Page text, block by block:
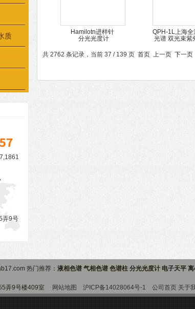
质
弄9号
Hamilotn进样针
共 2762 条记录，当前 37 / 139 页 首页 上一页 下一页
热门推荐： 液相色谱 气相色谱 色谱柱 分光光度计 电子天平
弄9号楼409室 网站地图 沪ICP备14028064号-1 公司首页 关于